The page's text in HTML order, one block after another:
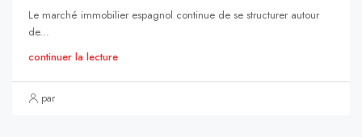
Le marché immobilier espagnol continue de se structurer autour
de...
continuer la lecture
par